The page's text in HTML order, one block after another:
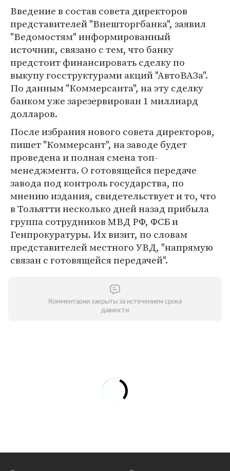
Введение в состав совета директоров
представителей "Внешторгбанка", заявил
"Ведомостям" информированный
источник, связано с тем, что банку
предстоит финансировать сделку по
выкупу госструктурами акций "АвтоВАЗа".
По данным "Коммерсанта", на эту сделку
банком уже зарезервирован 1 миллиард
долларов.
После избрания нового совета директоров,
пишет "Коммерсант", на заводе будет
проведена и полная смена топ-
менеджмента. О готовящейся передаче
завода под контроль государства, по
мнению издания, свидетельствует и то, что
в Тольятти несколько дней назад прибыла
группа сотрудников МВД РФ, ФСБ и
Генпрокуратуры. Их визит, по словам
представителей местного УВД, "напрямую
связан с готовящейся передачей".
Комментарии закрыты за истечением срока
давности